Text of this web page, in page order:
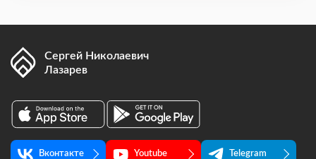
страница
Сергей Николаевич
Лазарев
Вконтакте Youtube Telegram